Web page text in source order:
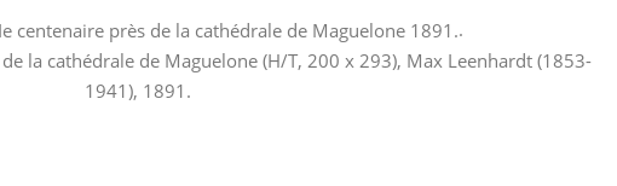
.
la cathédrale de Maguelone (H/T, 200 x 293), Max Leenhardt (1853-
1941), 1891.